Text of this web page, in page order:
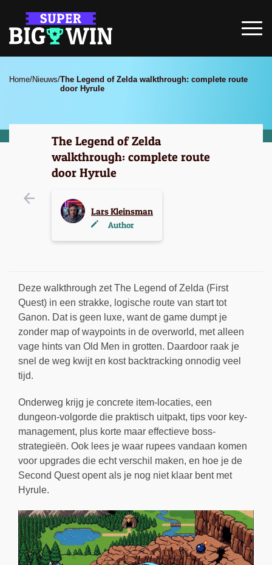
Home/Nieuws/The Legend of Zelda walkthrough: complete route
door Hyrule
The Legend of Zelda
walkthrough: complete route
door Hyrule
Lars Kleinsman
Author
Deze walkthrough zet The Legend of Zelda (First
Quest) in een strakke, logische route van start tot
Ganon. Dat is geen luxe, want de game dumpt je
zonder map of waypoints in de overworld, met alleen
vage hints van Old Men in grotten. Daardoor raak je
snel de weg kwijt en kost backtracking onnodig veel
tijd.
Onderweg krijg je concrete item-locaties, een
dungeon-volgorde die praktisch uitpakt, tips voor key-
management, plus korte maar effectieve boss-
strategieën. Ook lees je waar rupees vandaan komen
voor upgrades die echt verschil maken, en hoe je de
Second Quest opent als je nog niet klaar bent met
Hyrule.